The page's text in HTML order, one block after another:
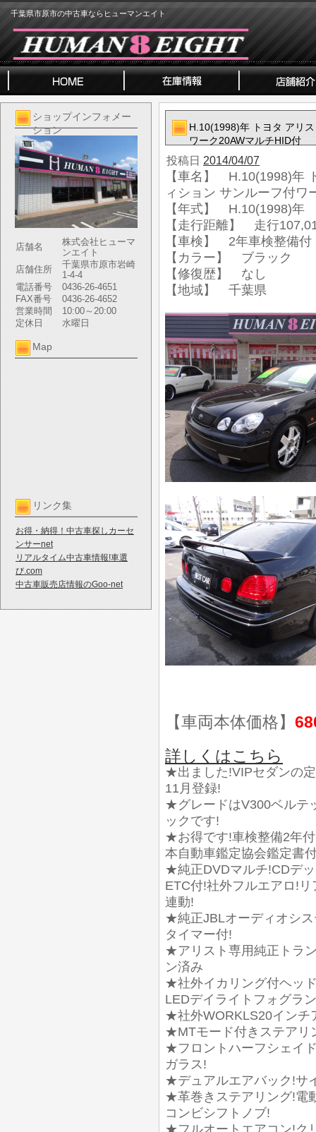
千葉県市原市の中古車ならヒューマンエイト
ショップインフォメー
ション
店舗名
株式会社ヒューマ
ンエイト
店舗住所
千葉県市原市岩崎
1-4-4
電話番号
0436-26-4651
FAX番号
0436-26-4652
営業時間
10:00～20:00
定休日
水曜日
Map
リンク集
お得・納得！中古車探しカーセ
ンサーnet
リアルタイム中古車情報!車選
び.com
中古車販売店情報のGoo-net
H.10(1998)年 トヨタ アリ
ワーク20AWマルチHID付
投稿日 2014/04/07
【車名】 H.10(1998)年
ィション サンルーフ付ワ
【年式】 H.10(1998)年
【走行距離】 走行
【車検】 2年車検整備付
【カラー】 ブラック
【修復歴】 なし
【地域】 千葉県
【車両本体価格】
詳しくはこちら
★出ました!VIPセダンの
11月登録!
★グレードはV300ベルテ
ックです!
★お得です!車検整備2年
本自動車鑑定協会鑑定書
★純正DVDマルチ!CDデ
ETC付!社外フルエアロ!
連動!
★純正JBLオーディオシ
タイマー付!
★アリスト専用純正トラ
ン済み
★社外イカリング付ヘッ
LEDデイライトフォグラ
★社外WORKLS20インチ
★MTモード付きステアリ
★フロントハーフシェイ
ガラス!
★デュアルエアバック!サ
★革巻きステアリング!電
コンビシフトノブ!
★フルオートエアコン!ク